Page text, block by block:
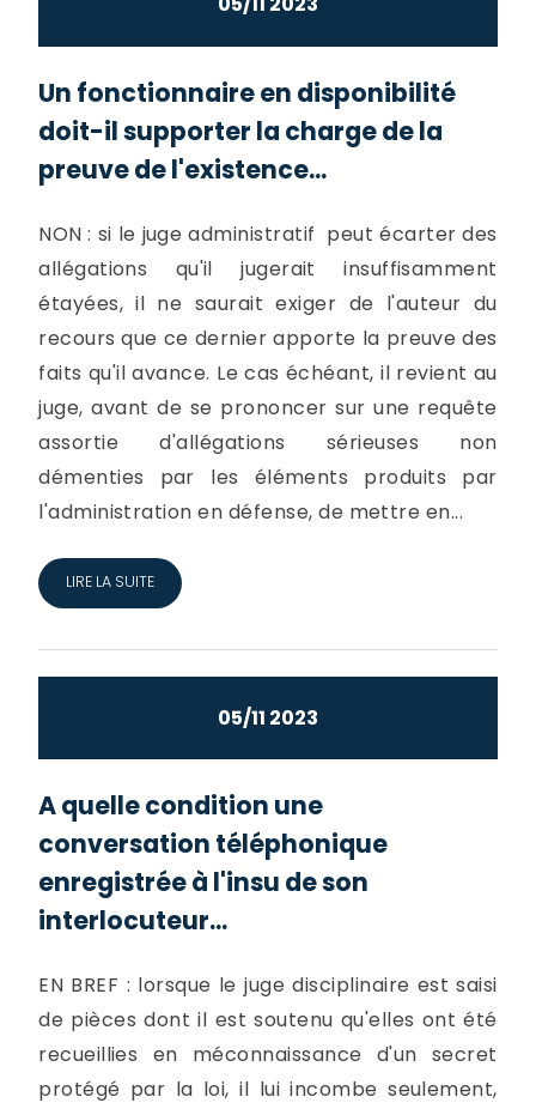
Un fonctionnaire en disponibilité
doit-il supporter la charge de la
preuve de l'existence...
NON : si le juge administratif peut écarter des
allégations qu'il jugerait insuffisamment
étayées, il ne saurait exiger de l'auteur du
recours que ce dernier apporte la preuve des
faits qu'il avance. Le cas échéant, il revient au
juge, avant de se prononcer sur une requête
assortie d'allégations sérieuses non
démenties par les éléments produits par
l'administration en défense, de mettre en...
LIRE LA SUITE
05/11 2023
A quelle condition une
conversation téléphonique
enregistrée à l'insu de son
interlocuteur...
EN BREF : lorsque le juge disciplinaire est saisi
de pièces dont il est soutenu qu'elles ont été
recueillies en méconnaissance d'un secret
protégé par la loi, il lui incombe seulement,